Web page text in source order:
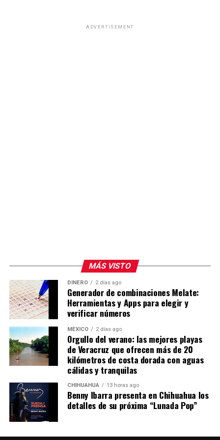
ADVERTISEMENT
MÁS VISTO
DINERO 2 días ago
Generador de combinaciones Melate:
Herramientas y Apps para elegir y
verificar números
MÉXICO 2 días ago
Orgullo del verano: las mejores playas
de Veracruz que ofrecen más de 20
kilómetros de costa dorada con aguas
cálidas y tranquilas
CHIHUAHUA 13 horas ago
Benny Ibarra presenta en Chihuahua los
detalles de su próxima “Lunada Pop”